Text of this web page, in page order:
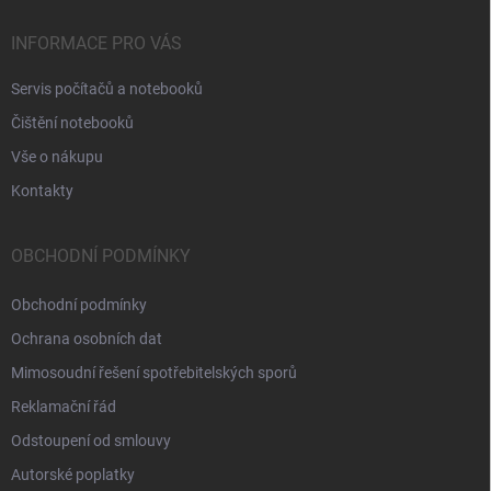
INFORMACE PRO VÁS
Servis počítačů a notebooků
Čištění notebooků
Vše o nákupu
Kontakty
OBCHODNÍ PODMÍNKY
Obchodní podmínky
Ochrana osobních dat
Mimosoudní řešení spotřebitelských sporů
Reklamační řád
Odstoupení od smlouvy
Autorské poplatky